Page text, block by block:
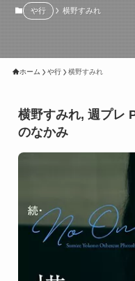
や行 横野すみれ
ホーム や行 横野すみれ
横野すみれ, 週プレ
のなかみ